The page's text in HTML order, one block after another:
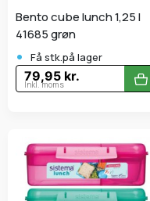
Bento cube lunch 1,25 l
41685 grøn
• Få stk.på lager
79,95 kr.
Inkl. moms